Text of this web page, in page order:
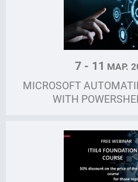
7 - 11 МАР.
MICROSOFT
WITH